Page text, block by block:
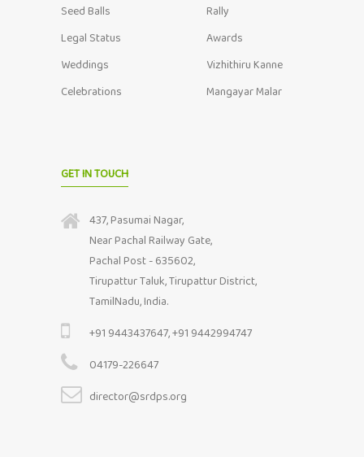
Seed Balls
Rally
Legal Status
Awards
Weddings
Vizhithiru Kanne
Celebrations
Mangayar Malar
GET IN TOUCH
437, Pasumai Nagar,
Near Pachal Railway Gate,
Pachal Post - 635602,
Tirupattur Taluk, Tirupattur District,
TamilNadu, India.
+91 9443437647, +91 9442994747
04179-226647
director@srdps.org